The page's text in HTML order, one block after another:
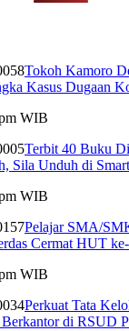
Tokoh Kamoro
Kasus Dugaan
WIB
Terbit 40 Buku
Sila Unduh di
WIB
Pelajar SMA/
Cermat HUT
WIB
Perkuat Tata
di RSUD